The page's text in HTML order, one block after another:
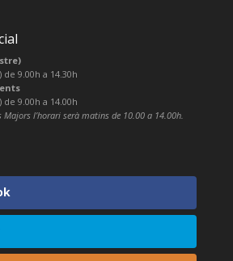
9.00h a 14.30h
9.00h a 14.00h
Majors l’horari serà matins de 10.00 a 14.00h.